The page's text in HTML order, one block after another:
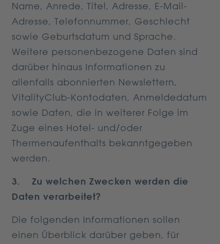
Name, Anrede, Titel, Adresse, E-Mail-
Adresse, Telefonnummer, Geschlecht
sowie Geburtsdatum und Sprache.
Weitere personenbezogene Daten sind
darüber hinaus Informationen zu
allenfalls abonnierten Newslettern,
VitalityClub-Kontodaten, Anmeldedatum
sowie Daten, die in weiterer Folge im
Zuge eines Hotel- und/oder
Thermenaufenthalts bekanntgegeben
werden.
3. Zu welchen Zwecken werden die
Daten verarbeitet?
Die folgenden Informationen sollen
einen Überblick darüber geben, für